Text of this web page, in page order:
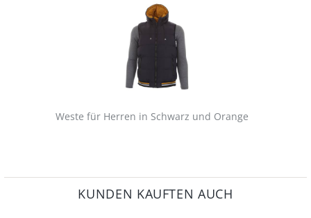
Weste für Herren in Schwarz und Orange
KUNDEN KAUFTEN AUCH